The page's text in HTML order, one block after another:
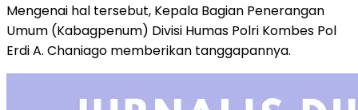
Mengenai hal tersebut, Kepala Bagian Penerangan
Umum (Kabagpenum) Divisi Humas Polri Kombes Pol
Erdi A. Chaniago memberikan tanggapannya.